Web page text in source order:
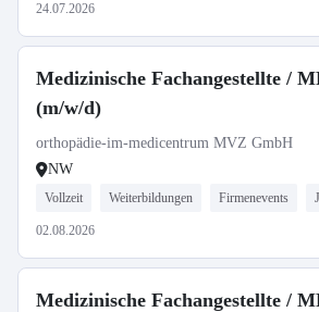
24.07.2026
Medizinische Fachangestellte /
(m/w/d)
orthopädie-im-medicentrum MVZ GmbH
NW
Vollzeit Weiterbildungen Firmenevents
02.08.2026
Medizinische Fachangestellte /